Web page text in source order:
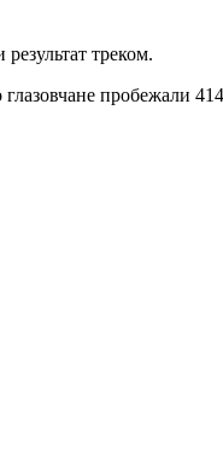
треком.
пробежали